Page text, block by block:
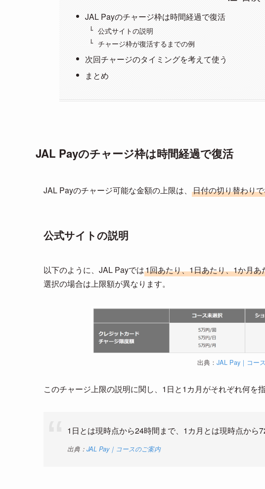
JAL Payのチャージ枠は時間経過で復活
公式サイトの説明
チャージ枠が復活するまでの例
次回チャージのタイミングを考えて使う
まとめ
JAL Payのチャージ枠は時間経過で復活
JAL Payのチャージ可能な金額の上限は、 日付の切り替わり
公式サイトの説明
以下のように、JAL Payでは1回あたり、1日あたり、1か月あ
選択の場合は上限額が異なります。
出典： JAL Pay｜コー
このチャージ上限の説明に関し、1日と1カ月がそれぞれ何を
1日とは現時点から24時間まで、1カ月とは現時点から
出典： JAL Pay｜コースのご案内